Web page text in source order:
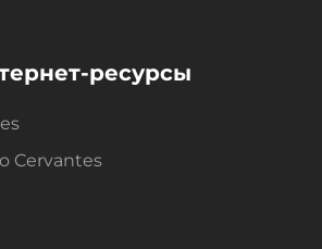
ресурсы
Cervantes